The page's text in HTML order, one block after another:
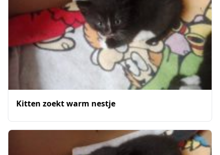
Kitten zoekt warm nestje